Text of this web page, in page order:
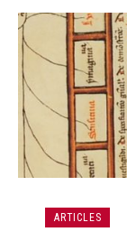
ARTICLES